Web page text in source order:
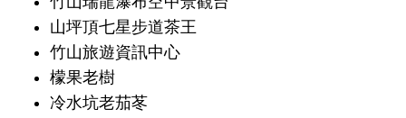
山坪頂七星步道茶王
竹山旅遊資訊中心
檬果老樹
冷水坑老茄苳